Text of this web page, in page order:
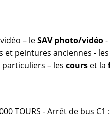
– leSAV photo/vidéo-
et peintures anciennes - les
– les courset la
TOURS - Arrêt de bus